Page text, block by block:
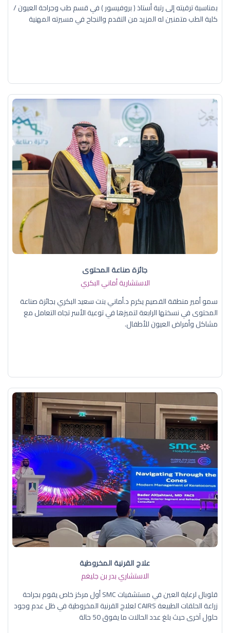
بمناسبة ترقيته إلى رتبة أستاذ ( بروفيسور ) في قسم طب وجراحة العيون /
كلية الطب متمنين له المزيد من التقدم والنجاح في مسيرته المهنية
جائزة صناعة المحتوى
الاستشارية أماني البكري
سمو أمير منطقة القصيم يكرم د.أماني بنت سعيد البكري بجائزة صناعة
المحتوى في نسختها الرابعة لتميزها في توعية الأسر تجاه التعامل مع
مشاكل وأمراض العيون للأطفال.
علاج القرنية المخروطية
الاستشاري بدر بن جليغم
قلوبال لرعاية العين في مستشفيات SMC أول مركز خاص يقوم بجراحة
زراعة الحلقات الطبيعة CAIRS لعلاج القرنية المخروطية في ظل عدم وجود
حلول آخرى حيث بلغ عدد الحالات ما يفوق 50 حالة